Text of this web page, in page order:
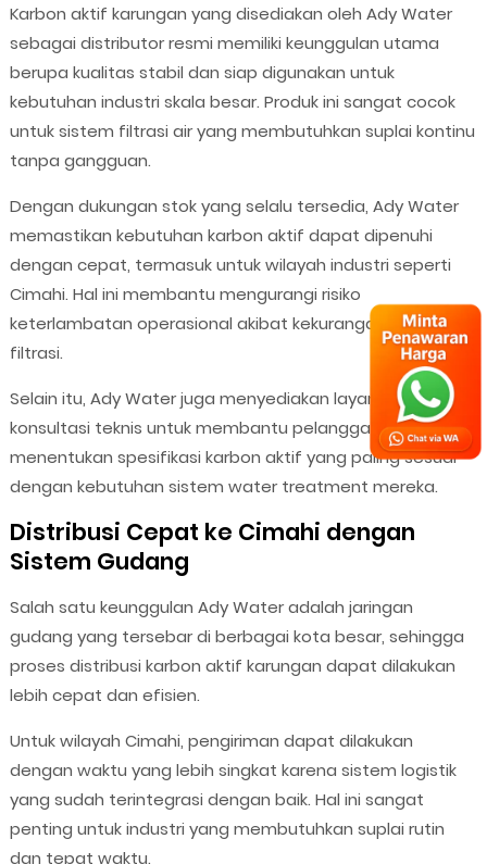
Karbon aktif karungan yang disediakan oleh Ady Water
sebagai distributor resmi memiliki keunggulan utama
berupa kualitas stabil dan siap digunakan untuk
kebutuhan industri skala besar. Produk ini sangat cocok
untuk sistem filtrasi air yang membutuhkan suplai kontinu
tanpa gangguan.
Dengan dukungan stok yang selalu tersedia, Ady Water
memastikan kebutuhan karbon aktif dapat dipenuhi
dengan cepat, termasuk untuk wilayah industri seperti
Cimahi. Hal ini membantu mengurangi risiko
keterlambatan operasional akibat kekurangan material
filtrasi.
Selain itu, Ady Water juga menyediakan layanan
konsultasi teknis untuk membantu pelanggan
menentukan spesifikasi karbon aktif yang paling sesuai
dengan kebutuhan sistem water treatment mereka.
Distribusi Cepat ke Cimahi dengan
Sistem Gudang
Salah satu keunggulan Ady Water adalah jaringan
gudang yang tersebar di berbagai kota besar, sehingga
proses distribusi karbon aktif karungan dapat dilakukan
lebih cepat dan efisien.
Untuk wilayah Cimahi, pengiriman dapat dilakukan
dengan waktu yang lebih singkat karena sistem logistik
yang sudah terintegrasi dengan baik. Hal ini sangat
penting untuk industri yang membutuhkan suplai rutin
dan tepat waktu.